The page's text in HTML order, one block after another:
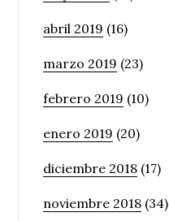
abril 2019 (16)
marzo 2019 (23)
febrero 2019 (10)
enero 2019 (20)
diciembre 2018 (17)
noviembre 2018 (34)